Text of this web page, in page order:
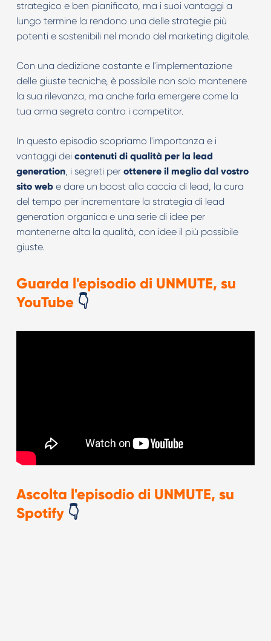
strategico e ben pianificato, ma i suoi vantaggi a
lungo termine la rendono una delle strategie più
potenti e sostenibili nel mondo del marketing digitale.
Con una dedizione costante e l'implementazione
delle giuste tecniche, è possibile non solo mantenere
la sua rilevanza, ma anche farla emergere come la
tua arma segreta contro i competitor.
In questo episodio scopriamo l'importanza e i
vantaggi dei contenuti di qualità per la lead
generation, i segreti per ottenere il meglio dal vostro
sito web e dare un boost alla caccia di lead, la cura
del tempo per incrementare la strategia di lead
generation organica e una serie di idee per
mantenerne alta la qualità, con idee il più possibile
giuste.
Guarda l'episodio di UNMUTE, su
YouTube👇
Ascolta l'episodio di UNMUTE, su
Spotify 👇